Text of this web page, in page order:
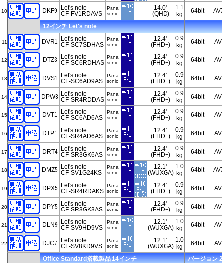
10 DKF9
Let's note
CF-FV1RDAVS
Pana
sonic
14.0"
(QHD)
1.1
kg
64bit
12インチ Let's note
11 DVR1
Let's note
CF-SC7SDHAS
Pana
sonic
12.4"
(FHD+)
0.9
kg
64bit
12 DTZ3
Let's note
CF-SC6RDHAS
Pana
sonic
12.4"
(FHD+)
0.9
kg
64bit
13 DVS1
Let's note
CF-SC6AD9AS
Pana
sonic
12.4"
(FHD+)
0.9
kg
64bit
14 DPW3 Let's note
CF-SR4RDDAS
Pana
sonic
12.4"
(FHD+)
0.9
kg
64bit
15 DVT1
Let's note
CF-SC6AD6AS
Pana
sonic
12.4"
(FHD+)
0.9
kg
64bit
16 DTP1
Let's note
CF-SR4AD6AS
Pana
sonic
12.4"
(FHD+)
0.9
kg
64bit
17 DRT4
Let's note
CF-SR3GK6AS
Pana
sonic
12.4"
(FHD+)
0.9
kg
64bit
18 DMZ5 Let's note
CF-SV1G24KS
Pana
sonic
12.1"
(WUXGA)
1.0
kg
64bit
19 DPX5
Let's note
CF-SR4RDAKS
Pana
sonic
12.4"
(FHD+)
0.9
kg
64bit
20 DPY5
Let's note
CF-SR3GK3AS
Pana
sonic
12.4"
(FHD+)
0.9
kg
64bit
21 DLN9
Let's note
CF-SV9HD9VS
Pana
sonic
12.1"
(WUXGA)
1.0
kg
64bit
22 DJC7
Let's note
CF-SV8KD9VS
Pana
sonic
12.1"
(WUXGA)
1.0
kg
64bit
Office Standard搭載製品 14インチ バージョン